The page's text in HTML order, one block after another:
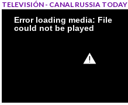
TELEVISIÓN - CANAL RUSSIA TODAY